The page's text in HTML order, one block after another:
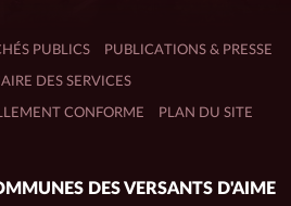
PUBLICS PUBLICATIONS & PRESSE
DES SERVICES
CONFORME PLAN DU SITE
DES VERSANTS D'AIME